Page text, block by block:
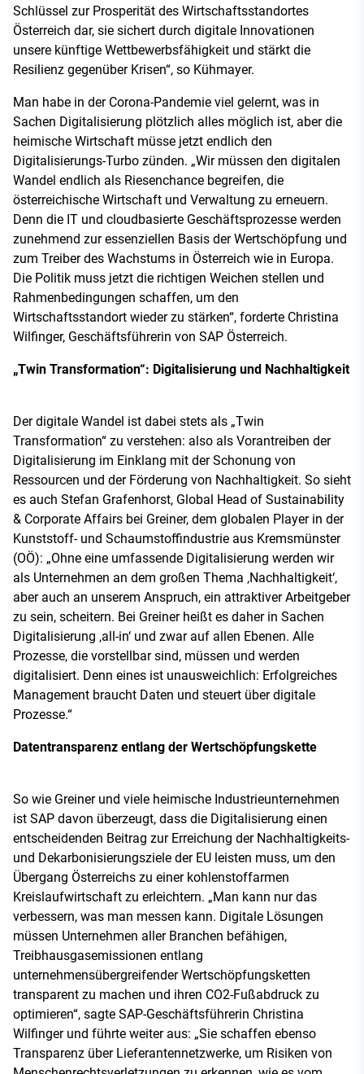
Schlüssel zur Prosperität des Wirtschaftsstandortes
Österreich dar, sie sichert durch digitale Innovationen
unsere künftige Wettbewerbsfähigkeit und stärkt die
Resilienz gegenüber Krisen“, so Kühmayer.
Man habe in der Corona-Pandemie viel gelernt, was in
Sachen Digitalisierung plötzlich alles möglich ist, aber die
heimische Wirtschaft müsse jetzt endlich den
Digitalisierungs-Turbo zünden. „Wir müssen den digitalen
Wandel endlich als Riesenchance begreifen, die
österreichische Wirtschaft und Verwaltung zu erneuern.
Denn die IT und cloudbasierte Geschäftsprozesse werden
zunehmend zur essenziellen Basis der Wertschöpfung und
zum Treiber des Wachstums in Österreich wie in Europa.
Die Politik muss jetzt die richtigen Weichen stellen und
Rahmenbedingungen schaffen, um den
Wirtschaftsstandort wieder zu stärken“, forderte Christina
Wilfinger, Geschäftsführerin von SAP Österreich.
„Twin Transformation“: Digitalisierung und Nachhaltigkeit
Der digitale Wandel ist dabei stets als „Twin
Transformation“ zu verstehen: also als Vorantreiben der
Digitalisierung im Einklang mit der Schonung von
Ressourcen und der Förderung von Nachhaltigkeit. So sieht
es auch Stefan Grafenhorst, Global Head of Sustainability
& Corporate Affairs bei Greiner, dem globalen Player in der
Kunststoff- und Schaumstoffindustrie aus Kremsmünster
(OÖ): „Ohne eine umfassende Digitalisierung werden wir
als Unternehmen an dem großen Thema ‚Nachhaltigkeit‘,
aber auch an unserem Anspruch, ein attraktiver Arbeitgeber
zu sein, scheitern. Bei Greiner heißt es daher in Sachen
Digitalisierung ‚all-in‘ und zwar auf allen Ebenen. Alle
Prozesse, die vorstellbar sind, müssen und werden
digitalisiert. Denn eines ist unausweichlich: Erfolgreiches
Management braucht Daten und steuert über digitale
Prozesse.“
Datentransparenz entlang der Wertschöpfungskette
So wie Greiner und viele heimische Industrieunternehmen
ist SAP davon überzeugt, dass die Digitalisierung einen
entscheidenden Beitrag zur Erreichung der Nachhaltigkeits-
und Dekarbonisierungsziele der EU leisten muss, um den
Übergang Österreichs zu einer kohlenstoffarmen
Kreislaufwirtschaft zu erleichtern. „Man kann nur das
verbessern, was man messen kann. Digitale Lösungen
müssen Unternehmen aller Branchen befähigen,
Treibhausgasemissionen entlang
unternehmensübergreifender Wertschöpfungsketten
transparent zu machen und ihren CO2-Fußabdruck zu
optimieren“, sagte SAP-Geschäftsführerin Christina
Wilfinger und führte weiter aus: „Sie schaffen ebenso
Transparenz über Lieferantennetzwerke, um Risiken von